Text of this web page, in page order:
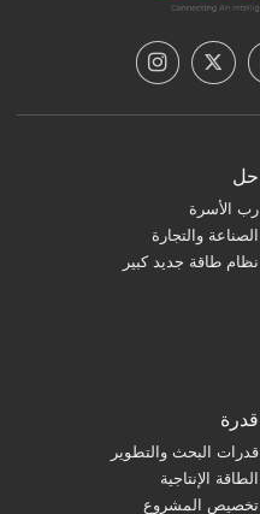
حل
رب الأسرة
الصناعة والتجارة
نظام طاقة جديد كبير
قدرة
قدرات البحث والتطوير
الطاقة الإنتاجية
تخصيص المشروع